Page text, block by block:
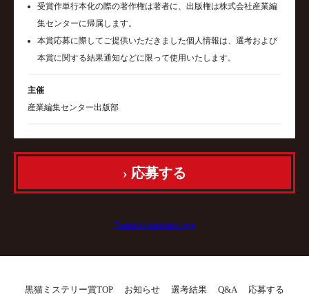
受賞作単行本化の際の著作権は著者に、出版権は株式会社産業編
集センターに帰属します。
本賞応募に際してご提供いただきました個人情報は、選考および
本賞に関する結果通知などに限って使用いたします。
主催
産業編集センター出版部
› 応募する
Tweets by kuroneko_mys
黒猫ミステリー賞TOP お知らせ 選考結果 Q&A 応募する